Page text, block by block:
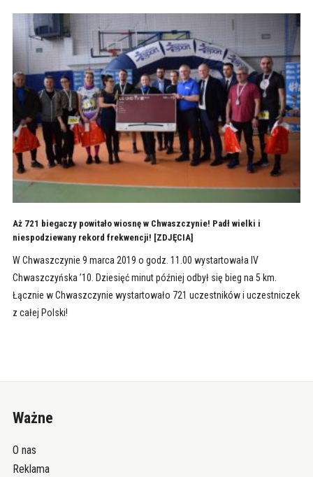
Aż 721 biegaczy powitało wiosnę w Chwaszczynie! Padł wielki i
niespodziewany rekord frekwencji! [ZDJĘCIA]
W Chwaszczynie 9 marca 2019 o godz. 11.00 wystartowała IV
Chwaszczyńska ’10. Dziesięć minut później odbył się bieg na 5 km.
Łącznie w Chwaszczynie wystartowało 721 uczestników i uczestniczek
z całej Polski!
Ważne
O nas
Reklama